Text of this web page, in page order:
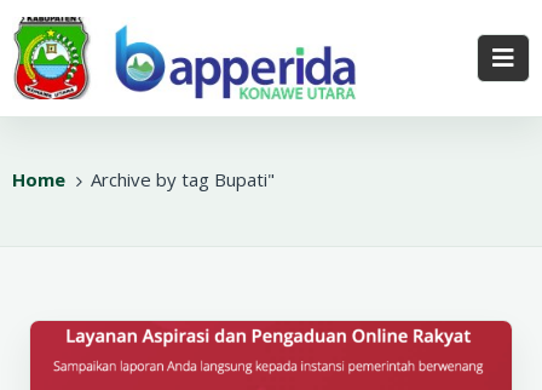
Home Archive by tag Bupati"